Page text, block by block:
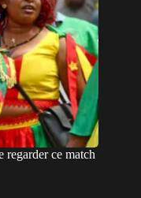
regarder ce match